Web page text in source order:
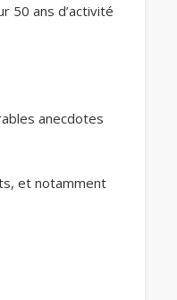
50 ans d’activité
anecdotes
et notamment